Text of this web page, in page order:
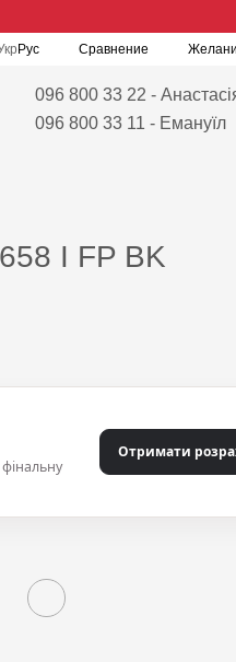
Рус Сравнение
096 800 33 22 -
096 800 33 11 - Емануїл
I FP BK
Отримати